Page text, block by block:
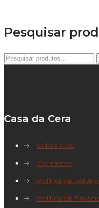
Pesquisar
Pesquisar
Casa da Cera
→
Sobre Nós
→
Contactos
→
Política de
→
Política de